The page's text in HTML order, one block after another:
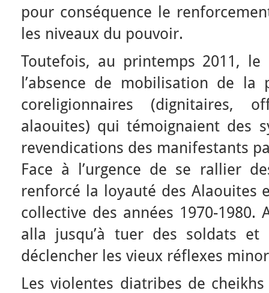
pour conséquence le
les niveaux du pouvoir.
Toutefois, au printemps 2011,
l’absence de mobilisation de
coreligionnaires (dignitaires,
alaouites) qui témoignaient des
revendications des manifestants
Face à l’urgence de se rallier
renforcé la loyauté des Alaouites
collective des années 1970-1980.
alla jusqu’à tuer des soldats
déclencher les vieux réflexes
Les violentes diatribes de